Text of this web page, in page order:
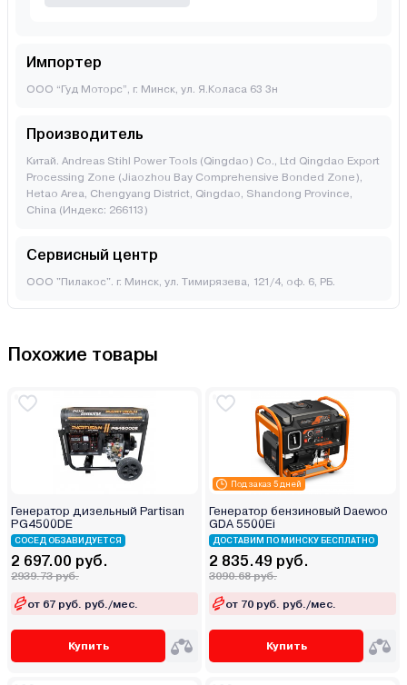
Импортер
ООО “Гуд Моторс”, г. Минск, ул. Я.Коласа 63 3н
Производитель
Китай. Andreas Stihl Power Tools (Qingdao) Co., Ltd Qingdao Export
Processing Zone (Jiaozhou Bay Comprehensive Bonded Zone),
Hetao Area, Chengyang District, Qingdao, Shandong Province,
China (Индекс: 266113)
Сервисный центр
ООО "Пилакос". г. Минск, ул. Тимирязева, 121/4, оф. 6, РБ.
Похожие товары
Генератор дизельный Partisan
PG4500DE
СОСЕД ОБЗАВИДУЕТСЯ
2 697.00 руб.
2939.73 руб.
от 67 руб. руб./мес.
Купить
Под заказ 5 дней
Генератор бензиновый Daewoo
GDA 5500Ei
ДОСТАВИМ ПО МИНСКУ БЕСПЛАТНО
2 835.49 руб.
3090.68 руб.
от 70 руб. руб./мес.
Купить